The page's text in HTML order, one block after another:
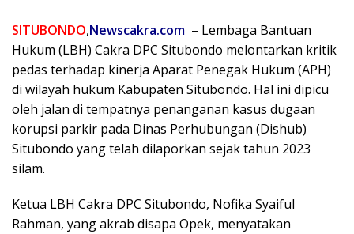
SITUBONDO,Newscakra.com – Lembaga Bantuan
Hukum (LBH) Cakra DPC Situbondo melontarkan kritik
pedas terhadap kinerja Aparat Penegak Hukum (APH)
di wilayah hukum Kabupaten Situbondo. Hal ini dipicu
oleh jalan di tempatnya penanganan kasus dugaan
korupsi parkir pada Dinas Perhubungan (Dishub)
Situbondo yang telah dilaporkan sejak tahun 2023
silam.
Ketua LBH Cakra DPC Situbondo, Nofika Syaiful
Rahman, yang akrab disapa Opek, menyatakan